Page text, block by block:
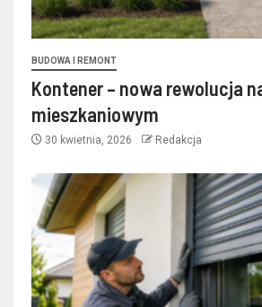
BUDOWA I REMONT
Kontener – nowa rewolucja
mieszkaniowym
30 kwietnia, 2026 Redakcja